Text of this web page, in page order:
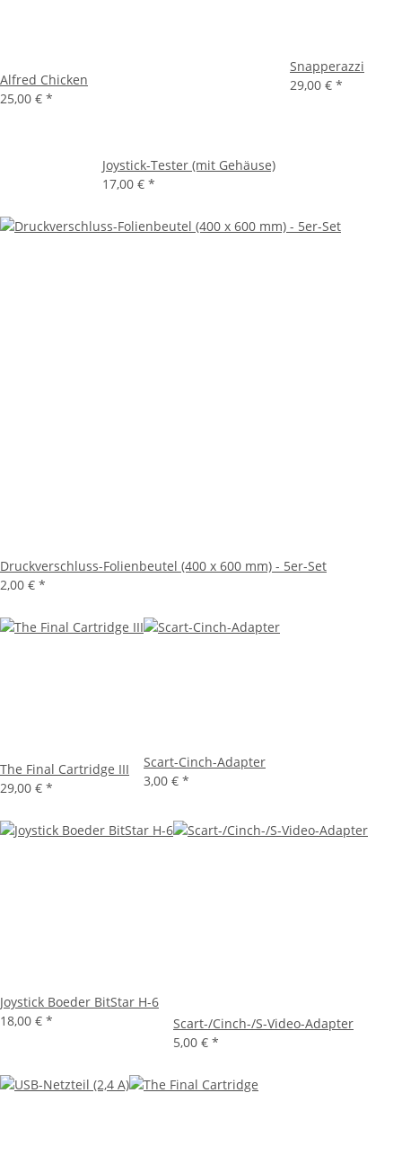
Alfred Chicken
25,00 € *
Joystick-Tester (mit Gehäuse)
17,00 € *
Snapperazzi
29,00 € *
Druckverschluss-Folienbeutel (400 x 600 mm) - 5er-Set
2,00 € *
The Final Cartridge III
29,00 € *
Scart-Cinch-Adapter
3,00 € *
Joystick Boeder BitStar H-6
18,00 € *
Scart-/Cinch-/S-Video-Adapter
5,00 € *